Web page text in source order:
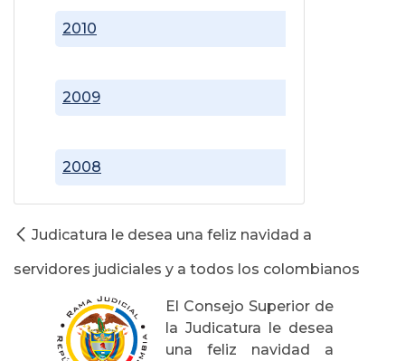
2008
2009
2010
Judicatura le desea una feliz navidad a
servidores judiciales y a todos los colombianos
El Consejo Superior de
la Judicatura le desea
una feliz navidad a